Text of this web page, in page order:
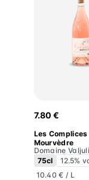
Les
7.80 €
Les Complices
Mourvèdre
Domaine
75cl
12.5%
10.40 € / L